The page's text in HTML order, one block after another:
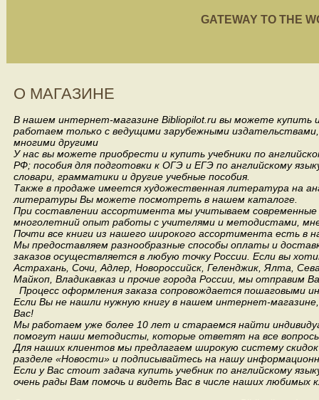
GATEWAY TO THE
О МАГАЗИНЕ
В нашем интернет-магазине Bibliopilot.ru вы можете купить
работаем только с ведущими зарубежными издательствами,
многими другими
У нас вы можете приобрести и купить учебники по
РФ; пособия для подготовки к ОГЭ и ЕГЭ по английскому
словари, грамматики и другие учебные пособия.
Также в продаже имеется художественная литература на
литературы Вы можете посмотреть в нашем каталоге.
При составлении ассортимента мы учитываем
многолетний опыт работы с учителями и методистами,
Почти все книги из нашего широкого ассортимента есть в
Мы предоставляем разнообразные способы оплаты и
заказов осуществляется в любую точку России. Если вы
Астрахань, Сочи, Адлер, Новороссийск, Геленджик, Ялта,
Майкоп, Владикавказ и прочие города России, мы отправим
Процесс оформления заказа сопровождается пошаговыми
Если Вы не нашли нужную книгу в нашем интернет-
Вас!
Мы работаем уже более 10 лет и стараемся найти
помогут наши методисты, которые ответят на все
Для наших клиентов мы предлагаем широкую систему
разделе «Новости» и подписывайтесь на нашу
Если у Вас стоит задача купить учебник по английскому
очень рады Вам помочь и видеть Вас в числе наших любимых